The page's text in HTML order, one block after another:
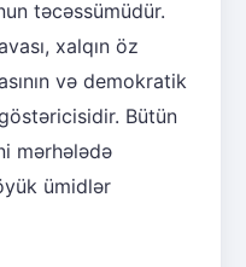
təcəssümüdür.
xalqın öz
və demokratik
Bütün
mərhələdə
ümidlər